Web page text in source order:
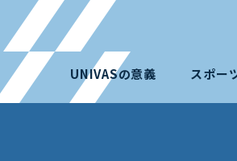
UNIVASの意義 スポー